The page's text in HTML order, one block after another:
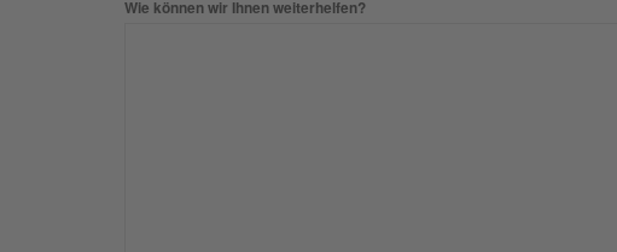
Wie können wir Ihnen weiterhelfen?